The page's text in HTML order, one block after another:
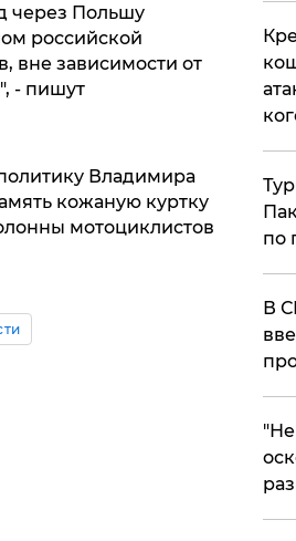
через Польшу
российской
вне зависимости от
- пишут
Владимира
кожаную куртку
мотоциклистов
по
В